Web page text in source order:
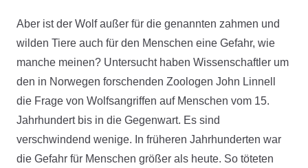
Aber ist der Wolf außer für die genannten zahmen und
wilden Tiere auch für den Menschen eine Gefahr, wie
manche meinen? Untersucht haben Wissenschaftler um
den in Norwegen forschenden Zoologen John Linnell
die Frage von Wolfsangriffen auf Menschen vom 15.
Jahrhundert bis in die Gegenwart. Es sind
verschwindend wenige. In früheren Jahrhunderten war
die Gefahr für Menschen größer als heute. So töteten